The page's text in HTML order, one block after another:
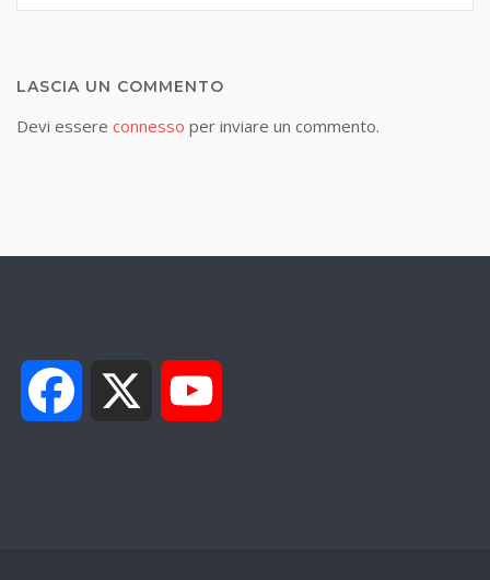
LASCIA UN COMMENTO
Devi essere connesso per inviare un commento.
Facebook